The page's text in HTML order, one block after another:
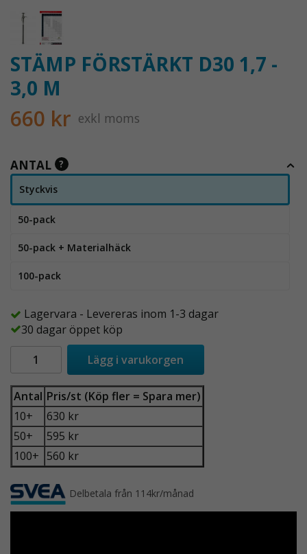
STÄMP FÖRSTÄRKT D30 1,7 -
3,0 M
660 kr exkl moms
ANTAL ?
Styckvis
50-pack
50-pack + Materialhäck
100-pack
Lagervara - Levereras inom 1-3 dagar
30 dagar öppet köp
Lägg i varukorgen
Antal Pris/st (Köp fler = Spara mer)
10+
630 kr
50+
595 kr
100+ 560 kr
Delbetala från 114kr/månad